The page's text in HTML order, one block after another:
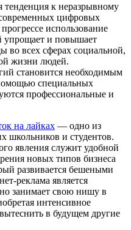
тенденция к неразрывному
цифровых
использование
упрощает и повышает
во всех сферах социальной,
жизни людей.
становится необходимым
специальных
профессиональные и
на лайках — одно из
школьников и студентов.
явления служит удобной
новых типов бизнеса
развивается бешеными
реклама является
занимает свою нишу в
интенсивное
в будущем другие